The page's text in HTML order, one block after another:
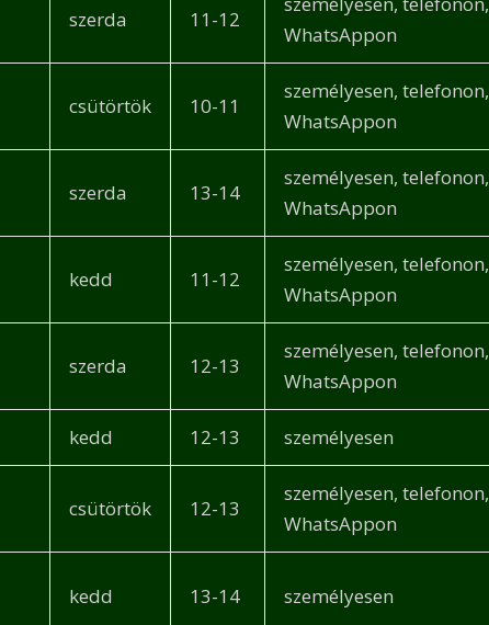
szerda 11-12
WhatsAppon
csütörtök 10-11
személyesen, telefonon,
WhatsAppon
szerda 13-14
személyesen, telefonon,
WhatsAppon
kedd 11-12
személyesen, telefonon,
WhatsAppon
szerda 12-13
személyesen, telefonon,
WhatsAppon
kedd 12-13 személyesen
csütörtök 12-13
személyesen, telefonon,
WhatsAppon
kedd 13-14 személyesen